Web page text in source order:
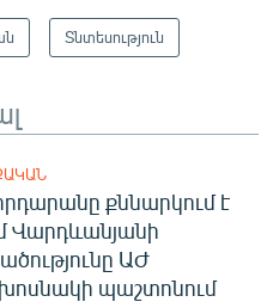
Տնտեսություն
քննարկում է
Վարդևանյանի
ԱԺ
պաշտոնում